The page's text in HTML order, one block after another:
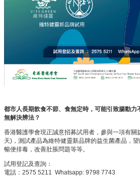
都市人長期飲食不節、食無定時，可能引致腸動力
無解決辨法？
香港醫護學會現正誠意招募試用者，參與一項有關
天)，測試產品為維特健靈新品牌的益生菌產品，
暢便排毒，改善肚脹問題等等。
試用登記及查詢：
電話：2575 5211 Whatsapp: 9798 7743